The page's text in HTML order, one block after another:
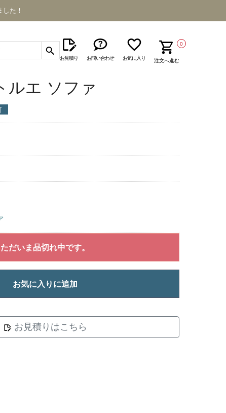
た！
お見積り お問い合わせ お気に入り
0
注文へ進む
ルエ ソファ
ただいま品切れ中です。
お気に入りに追加
お見積りはこちら